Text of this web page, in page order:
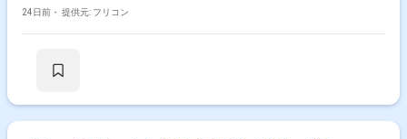
24日前・ 提供元: フリコン